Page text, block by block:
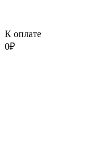
К оплате
0₽